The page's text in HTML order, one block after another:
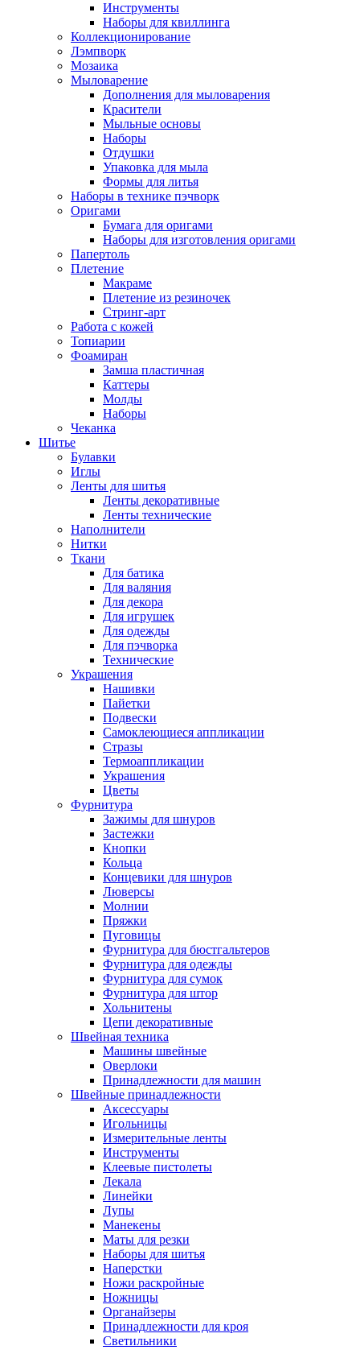
Инструменты
Наборы для квиллинга
Коллекционирование
Лэмпворк
Мозаика
Мыловарение
Дополнения для мыловарения
Красители
Мыльные основы
Наборы
Отдушки
Упаковка для мыла
Формы для литья
Наборы в технике пэчворк
Оригами
Бумага для оригами
Наборы для изготовления оригами
Папертоль
Плетение
Макраме
Плетение из резиночек
Стринг-арт
Работа с кожей
Топиарии
Фоамиран
Замша пластичная
Каттеры
Молды
Наборы
Чеканка
Шитье
Булавки
Иглы
Ленты для шитья
Ленты декоративные
Ленты технические
Наполнители
Нитки
Ткани
Для батика
Для валяния
Для декора
Для игрушек
Для одежды
Для пэчворка
Технические
Украшения
Нашивки
Пайетки
Подвески
Самоклеющиеся аппликации
Стразы
Термоаппликации
Украшения
Цветы
Фурнитура
Зажимы для шнуров
Застежки
Кнопки
Кольца
Концевики для шнуров
Люверсы
Молнии
Пряжки
Пуговицы
Фурнитура для бюстгальтеров
Фурнитура для одежды
Фурнитура для сумок
Фурнитура для штор
Хольнитены
Цепи декоративные
Швейная техника
Машины швейные
Оверлоки
Принадлежности для машин
Швейные принадлежности
Аксессуары
Игольницы
Измерительные ленты
Инструменты
Клеевые пистолеты
Лекала
Линейки
Лупы
Манекены
Маты для резки
Наборы для шитья
Наперстки
Ножи раскройные
Ножницы
Органайзеры
Принадлежности для кроя
Светильники